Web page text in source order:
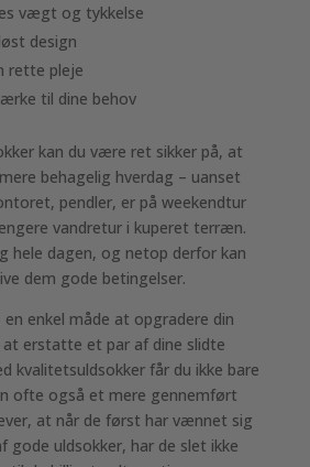
vægt og tykkelse
design
rette pleje
til dine behov
kan du være ret sikker på, at
behagelig hverdag – uanset
pendler, er på weekendtur
vandretur i kuperet terræn.
hele dagen, og netop derfor kan
dem gode betingelser.
enkel måde at opgradere din
at erstatte et par af dine slidte
kvalitetsuldsokker får du ikke bare
ofte også et mere gennemført
at når de først har vænnet sig
gode uldsokker, har de slet ikke